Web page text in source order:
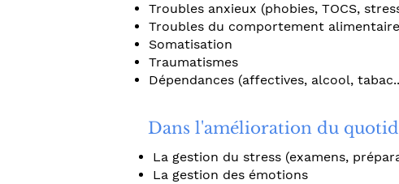
Troubles anxieux (phobies, TOCS,
Troubles du comportement
Somatisation
Traumatismes
Dépendances (affectives, alcool,
Dans l'amélioration du
La gestion du stress (examens,
La gestion des émotions